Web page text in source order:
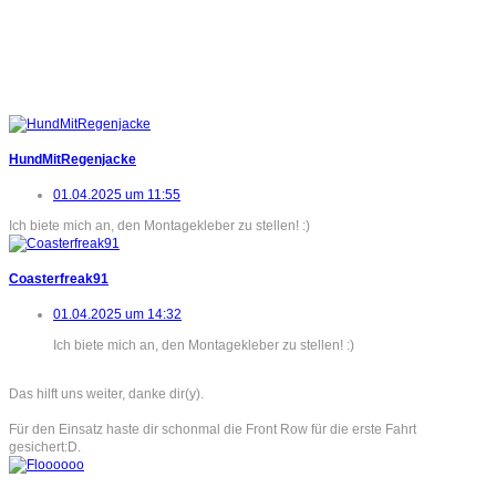
HundMitRegenjacke
01.04.2025 um 11:55
Ich biete mich an, den Montagekleber zu stellen! :)
Coasterfreak91
01.04.2025 um 14:32
Ich biete mich an, den Montagekleber zu stellen! :)
Das hilft uns weiter, danke dir(y).
Für den Einsatz haste dir schonmal die Front Row für die erste Fahrt
gesichert:D.